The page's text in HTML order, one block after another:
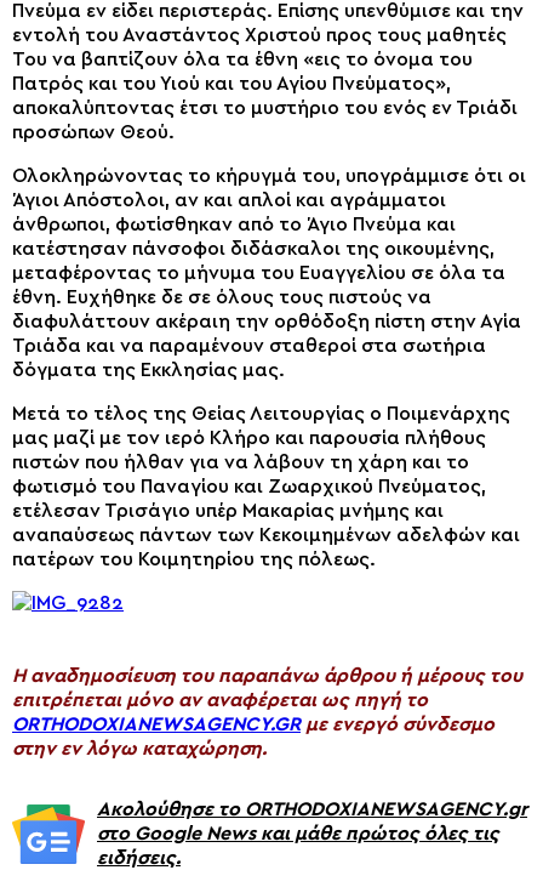
Πνεύμα εν είδει περιστεράς. Επίσης υπενθύμισε και την
εντολή του Αναστάντος Χριστού προς τους μαθητές
Του να βαπτίζουν όλα τα έθνη «εις το όνομα του
Πατρός και του Υιού και του Αγίου Πνεύματος»,
αποκαλύπτοντας έτσι το μυστήριο του ενός εν Τριάδι
προσώπων Θεού.
Ολοκληρώνοντας το κήρυγμά του, υπογράμμισε ότι οι
Άγιοι Απόστολοι, αν και απλοί και αγράμματοι
άνθρωποι, φωτίσθηκαν από το Άγιο Πνεύμα και
κατέστησαν πάνσοφοι διδάσκαλοι της οικουμένης,
μεταφέροντας το μήνυμα του Ευαγγελίου σε όλα τα
έθνη. Ευχήθηκε δε σε όλους τους πιστούς να
διαφυλάττουν ακέραιη την ορθόδοξη πίστη στην Αγία
Τριάδα και να παραμένουν σταθεροί στα σωτήρια
δόγματα της Εκκλησίας μας.
Μετά το τέλος της Θείας Λειτουργίας ο Ποιμενάρχης
μας μαζί με τον ιερό Κλήρο και παρουσία πλήθους
πιστών που ήλθαν για να λάβουν τη χάρη και το
φωτισμό του Παναγίου και Ζωαρχικού Πνεύματος,
ετέλεσαν Τρισάγιο υπέρ Μακαρίας μνήμης και
αναπαύσεως πάντων των Κεκοιμημένων αδελφών και
πατέρων του Κοιμητηρίου της πόλεως.
H αναδημοσίευση του παραπάνω άρθρου ή μέρους του
επιτρέπεται μόνο αν αναφέρεται ως πηγή το
ORTHODOXIANEWSAGENCY.GRμε ενεργό σύνδεσμο
στην εν λόγω καταχώρηση.
Ακολούθησε το ORTHODOXIANEWSAGENCY.gr
στο Google News και μάθε πρώτος όλες τις
ειδήσεις.